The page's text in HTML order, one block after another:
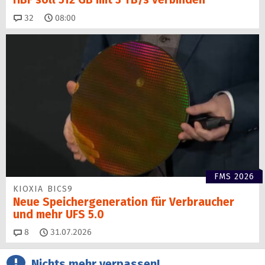
32 Kommentare
08:00
FMS 2026
KIOXIA BICS9
Neue Speichergen­eration für Verbraucher
und mehr UFS 5.0
8 Kommentare
31.07.2026